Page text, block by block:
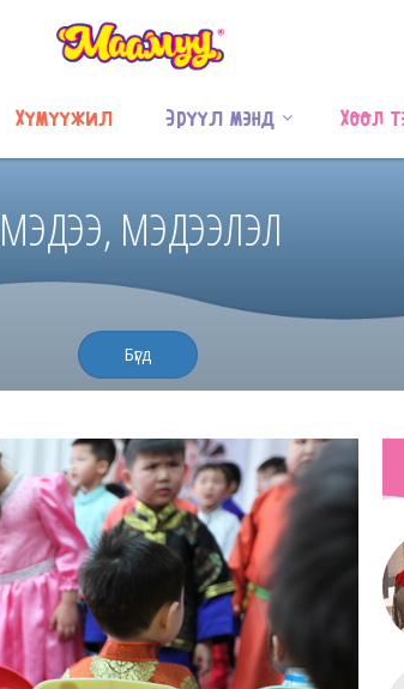
Хүмүүжил Эрүүл мэнд Хоол
МЭДЭЭ, МЭДЭЭЛЭЛ
Бүгд